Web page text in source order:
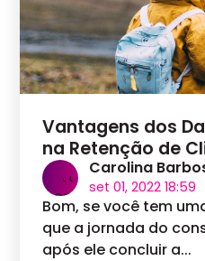
Vantagens dos
na Retenção de
Carolina
set 01, 2022 18:59
Bom, se você tem
que a jornada do
após ele concluir a...